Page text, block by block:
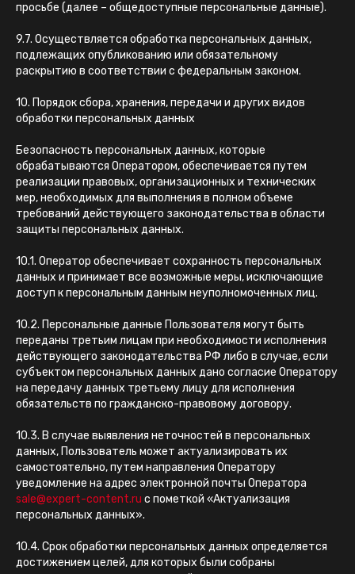
просьбе (далее – общедоступные персональные данные).
9.7. Осуществляется обработка персональных данных,
подлежащих опубликованию или обязательному
раскрытию в соответствии с федеральным законом.
10. Порядок сбора, хранения, передачи и других видов
обработки персональных данных
Безопасность персональных данных, которые
обрабатываются Оператором, обеспечивается путем
реализации правовых, организационных и технических
мер, необходимых для выполнения в полном объеме
требований действующего законодательства в области
защиты персональных данных.
10.1. Оператор обеспечивает сохранность персональных
данных и принимает все возможные меры, исключающие
доступ к персональным данным неуполномоченных лиц.
10.2. Персональные данные Пользователя могут быть
переданы третьим лицам при необходимости исполнения
действующего законодательства РФ либо в случае, если
субъектом персональных данных дано согласие Оператору
на передачу данных третьему лицу для исполнения
обязательств по гражданско-правовому договору.
10.3. В случае выявления неточностей в персональных
данных, Пользователь может актуализировать их
самостоятельно, путем направления Оператору
уведомление на адрес электронной почты Оператора
sale@expert-content.ru с пометкой «Актуализация
персональных данных».
10.4. Срок обработки персональных данных определяется
достижением целей, для которых были собраны